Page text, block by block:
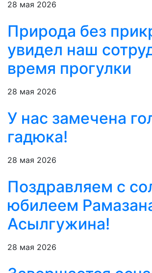
28 мая 2026
Природа без
увидел наш
время прогулки
28 мая 2026
У нас замечена
гадюка!
28 мая 2026
Поздравляем с
юбилеем
Асылгужина!
28 мая 2026